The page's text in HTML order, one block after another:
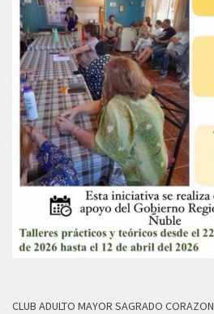
CLUB ADULTO MAYOR SAGRADO CORAZON